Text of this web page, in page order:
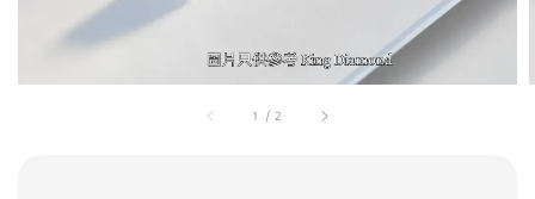
1 /2